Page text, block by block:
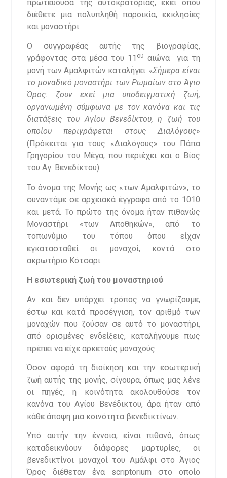
πρωτεύουσα της αυτοκρατορίας, εκεί όπου
διέθετε μια πολυπληθή παροικία, εκκλησίες
και μοναστήρι.
Ο συγγραφέας αυτής της βιογραφίας,
γράφοντας στα μέσα του 11 ου αιώνα για τη
μονή των Αμαλφιτών καταλήγει: «Σήμερα είναι
το μοναδικό μοναστήρι των Ρωμαίων στο Άγιο
Όρος: ζουν εκεί μια υποδειγματική ζωή,
οργανωμένη σύμφωνα με τον κανόνα και τις
διατάξεις του Αγίου Βενεδίκτου, η ζωή του
οποίου περιγράφεται στους Διαλόγους»
(Πρόκειται για τους «Διαλόγους» του Πάπα
Γρηγορίου του Μέγα, που περιέχει και ο Βίος
του Αγ. Βενεδίκτου).
Το όνομα της Μονής ως «των Αμαλφιτών», το
συναντάμε σε αρχειακά έγγραφα από το 1010
και μετά. Το πρώτο της όνομα ήταν πιθανώς
Μοναστήρι «των Αποθηκών», από το
τοπωνύμιο του τόπου όπου είχαν
εγκατασταθεί οι μοναχοί, κοντά στο
ακρωτήριο Κότσαρι.
Η εσωτερική ζωή του μοναστηριού
Αν και δεν υπάρχει τρόπος να γνωρίζουμε,
έστω και κατά προσέγγιση, τον αριθμό των
μοναχών που ζούσαν σε αυτό το μοναστήρι,
από ορισμένες ενδείξεις, καταλήγουμε πως
πρέπει να είχε αρκετούς μοναχούς.
Όσον αφορά τη διοίκηση και την εσωτερική
ζωή αυτής της μονής, σίγουρα, όπως μας λένε
οι πηγές, η κοινότητα ακολουθούσε τον
κανόνα του Αγίου Βενέδικτου, άρα ήταν από
κάθε άποψη μια κοινότητα βενεδικτίνων.
Υπό αυτήν την έννοια, είναι πιθανό, όπως
καταδεικνύουν διάφορες μαρτυρίες, οι
βενεδικτίνοι μοναχοί του Αμάλφι στο Άγιος
Όρος διέθεταν ένα scriptorium στο οποίο